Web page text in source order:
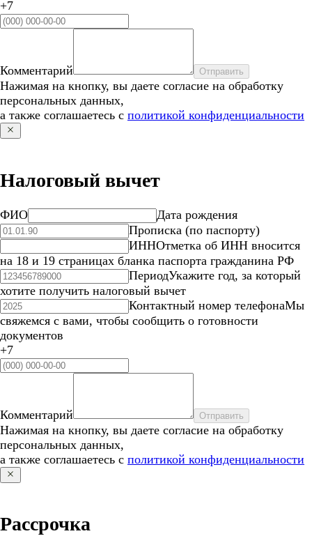
+7
Комментарий Отправить
Нажимая на кнопку, вы даете согласие на обработку
персональных данных,
а также соглашаетесь с политикой конфиденциальности
Налоговый вычет
ФИО
Дата рождения
Прописка (по паспорту)
ИННОтметка об ИНН вносится
на 18 и 19 страницах бланка паспорта гражданина РФ
ПериодУкажите год, за который
хотите получить налоговый вычет
Контактный номер телефонаМы
свяжемся с вами, чтобы сообщить о готовности
документов
+7
Комментарий Отправить
Нажимая на кнопку, вы даете согласие на обработку
персональных данных,
а также соглашаетесь с политикой конфиденциальности
Рассрочка